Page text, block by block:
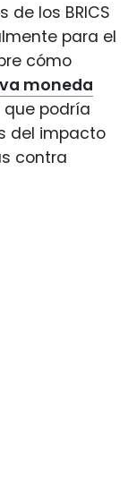
de los BRICS
para el
cómo
moneda
podría
del impacto
contra